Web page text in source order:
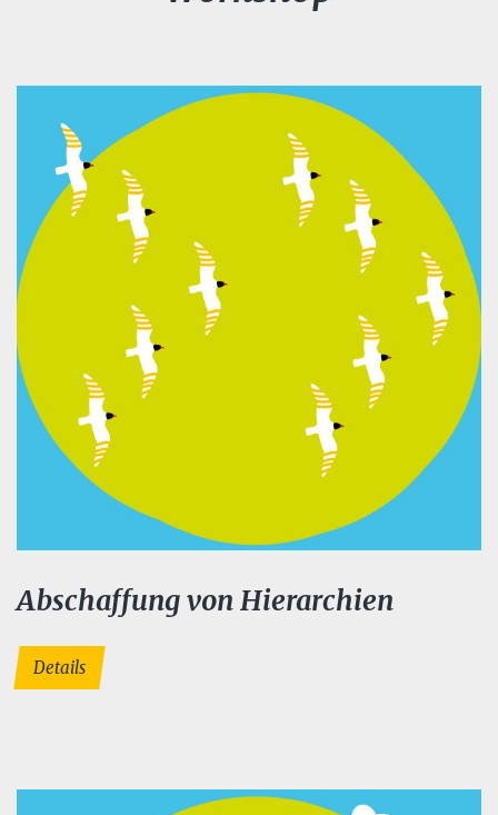
Abschaffung von Hierarchien
Details